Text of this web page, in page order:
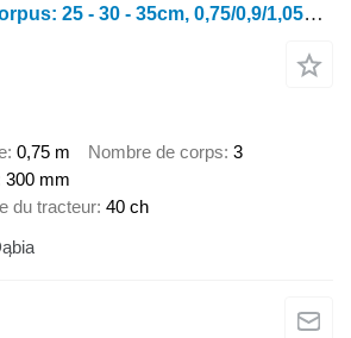
Bomet U030/2 3, korpus: 25 - 30 - 35cm, 0,75/0,9/1,05m jednobelkowy Li
0,75 m Nombre de corps 3
300 mm
du tracteur 40 ch